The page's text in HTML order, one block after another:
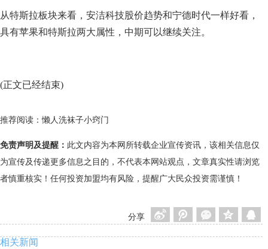
从特斯拉板块来看，安洁科技股价趋势和宁德时代一样好看，
具有苹果和特斯拉两大属性，中期可以继续关注。
(正文已经结束)
推荐阅读：懒人洗袜子小窍门
免责声明及提醒： 此文内容为本网所转载企业宣传资讯，该相关信息仅
为宣传及传递更多信息之目的，不代表本网站观点，文章真实性请浏览
者慎重核实！任何投资加盟均有风险，提醒广大民众投资需谨慎！
分享
相关新闻